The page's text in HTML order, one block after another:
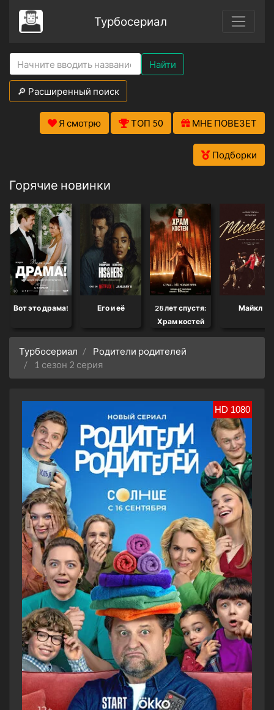
Турбосериал
Найти
🔎 Расширенный поиск
Я смотрю ТОП 50 МНЕ ПОВЕЗЕТ
Подборки
Горячие новинки
Вот это драма! Его и её
28 лет спустя:
Храм костей
Майкл
Турбосериал
Родители родителей
1 сезон 2 серия
HD 1080